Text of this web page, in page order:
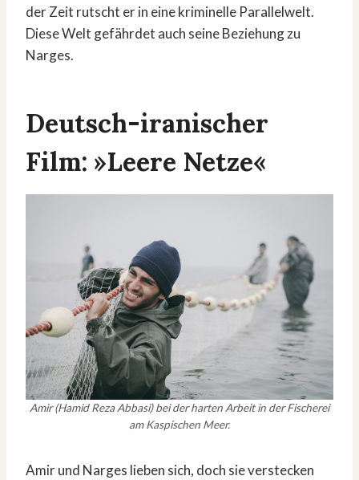
der Zeit rutscht er in eine kriminelle Parallelwelt.
Diese Welt gefährdet auch seine Beziehung zu
Narges.
Deutsch-iranischer
Film: »Leere Netze«
Amir (Hamid Reza Abbasi) bei der harten Arbeit in der Fischerei
am Kaspischen Meer.
Amir und Narges lieben sich, doch sie verstecken